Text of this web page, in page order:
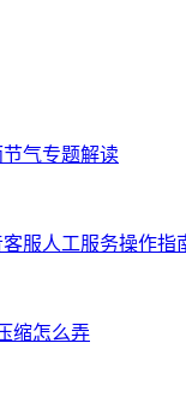
气专题解读
服人工服务操作指
缩怎么弄